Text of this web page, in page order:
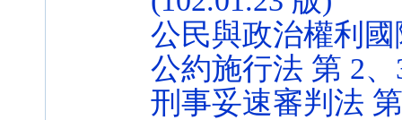
公民與政治權利
公約施行法 第 2、
刑事妥速審判法